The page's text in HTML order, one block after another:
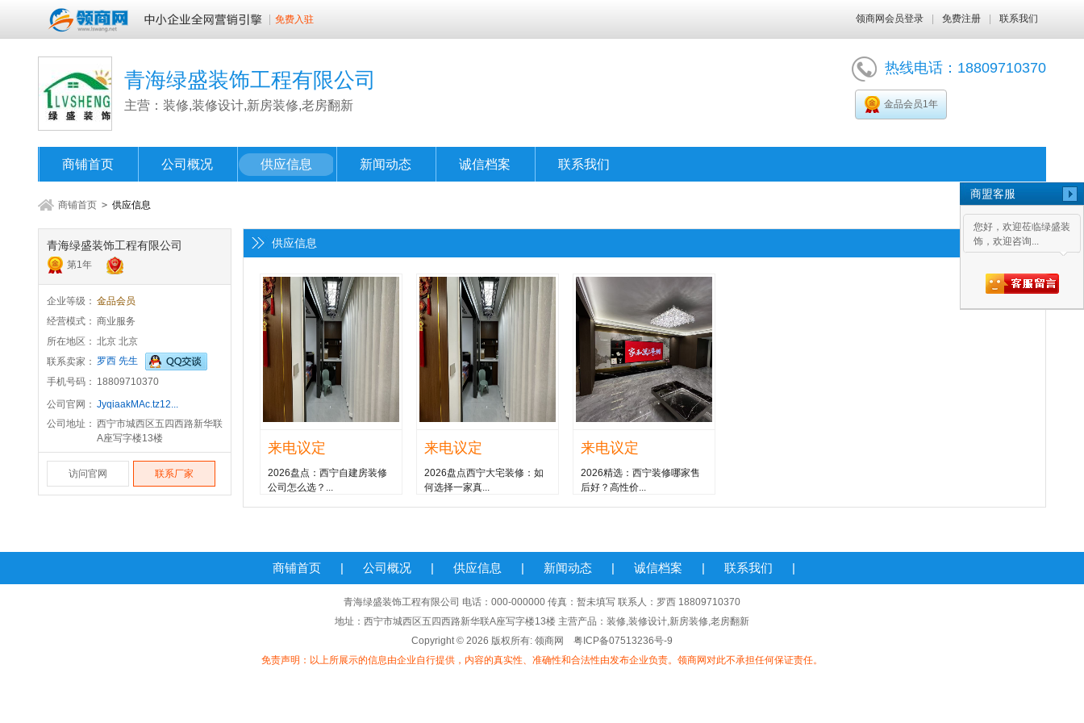
免费入驻 领商网会员登录 免费注册 联系我们
热线电话：18809710370
金品会员1年
青海绿盛装饰工程有限公司
主营：装修,装修设计,新房装修,老房翻新
商铺首页 公司概况 供应信息 新闻动态 诚信档案 联系我们
商铺首页 > 供应信息
青海绿盛装饰工程有限公司
第1年
企业等级： 金品会员
经营模式： 商业服务
所在地区： 北京 北京
联系卖家： 罗西 先生
手机号码： 18809710370
公司官网： JyqiaakMAc.tz12...
公司地址： 西宁市城西区五四西路新华联
A座写字楼13楼
访问官网 联系厂家
供应信息
来电议定
2026盘点：西宁自建房装修
公司怎么选？...
来电议定
2026盘点西宁大宅装修：如
何选择一家真...
来电议定
2026精选：西宁装修哪家售
后好？高性价...
商铺首页 | 公司概况 | 供应信息 | 新闻动态 | 诚信档案 | 联系我们 |
青海绿盛装饰工程有限公司 电话：000-000000 传真：暂未填写 联系人：罗西 18809710370
地址：西宁市城西区五四西路新华联A座写字楼13楼 主营产品：装修,装修设计,新房装修,老房翻新
Copyright © 2026 版权所有: 领商网 粤ICP备07513236号-9
免责声明：以上所展示的信息由企业自行提供，内容的真实性、准确性和合法性由发布企业负责。领商网对此不承担任何保证责任。
商盟客服
您好，欢迎莅临绿盛装
饰，欢迎咨询...